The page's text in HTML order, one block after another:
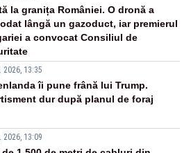
la granița României. O dronă a
lângă un gazoduct, iar premierul
a convocat Consiliul de
2026, 13:35
îi pune frână lui Trump.
dur după planul de foraj
2026, 13:09